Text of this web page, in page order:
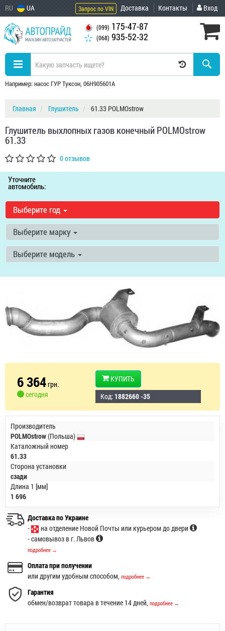
RU UA Запрос по VIN Доставка Контакты Вход
(099) 175-47-87
(068) 935-52-32
Например: насос ГУР Туксон, 06H905601A
Главная Глушитель 61.33 POLMOstrow
Глушитель выхлопных газов конечный POLMOstrow
61.33
0 отзывов
Уточните
автомобиль:
Выберите год
Выберите марку
Выберите модель
6 364грн.
сегодня
КУПИТЬ
Код: 1882660 -35
Производитель
POLMOstrow(Польша)
Каталожный номер
61.33
Сторона установки
сзади
Длина 1 [мм]
1 696
Доставка по Украине
-
на отделение Новой Почты или курьером до двери
- самовывоз в г. Львов
подробнее →
Оплата при получении
или другим удобным способом, подробнее →
Гарантия
обмен/возврат товара в течение 14 дней, подробнее →